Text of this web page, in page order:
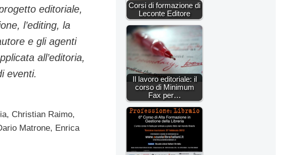
editoriale,
l’editing, la
e gli agenti
all’editoria,
eventi.
Christian Raimo,
Matrone, Enrica
Corsi di formazione di
Leconte Editore
Il lavoro editoriale: il
corso di Minimum
Fax per…